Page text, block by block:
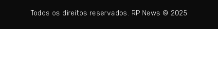
Todos os direitos reservados. RP News © 2025